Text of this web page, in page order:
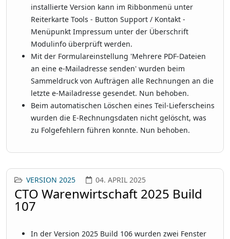
installierte Version kann im Ribbonmenü unter
Reiterkarte Tools - Button Support / Kontakt -
Menüpunkt Impressum unter der Überschrift
Modulinfo überprüft werden.
Mit der Formulareinstellung 'Mehrere PDF-Dateien
an eine e-Mailadresse senden' wurden beim
Sammeldruck von Aufträgen alle Rechnungen an die
letzte e-Mailadresse gesendet. Nun behoben.
Beim automatischen Löschen eines Teil-Lieferscheins
wurden die E-Rechnungsdaten nicht gelöscht, was
zu Folgefehlern führen konnte. Nun behoben.
VERSION 2025 04. APRIL 2025
CTO Warenwirtschaft 2025 Build
107
In der Version 2025 Build 106 wurden zwei Fenster